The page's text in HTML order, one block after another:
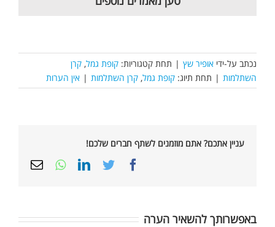
נכתב על-ידי אופיר שץ | תחת קטגוריות: קופת גמל, קרן
השתלמות | תחת תיוג: קופת גמל, קרן השתלמות | אין הערות
עניין אתכם? אתם מוזמנים לשתף חברים שלכם!
Facebook
Twitter
LinkedIn
Whatsapp
Email
באפשרותך להשאיר הערה